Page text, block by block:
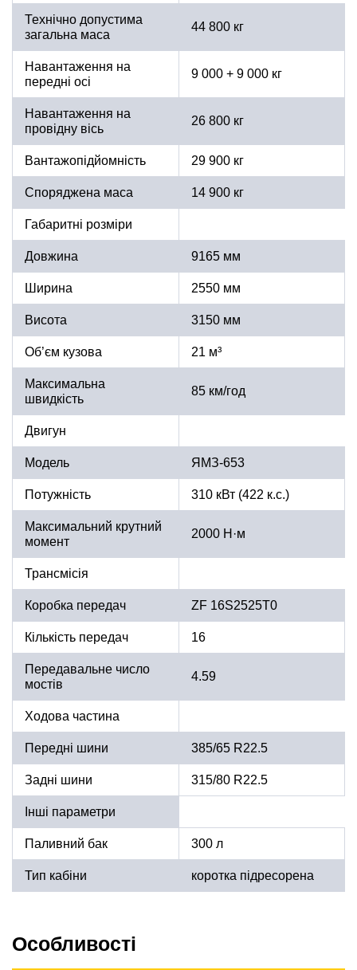
Технічно допустима
загальна маса
44 800 кг
Навантаження на
передні осі
9 000 + 9 000 кг
Навантаження на
провідну вісь
26 800 кг
Вантажопідйомність 29 900 кг
Споряджена маса 14 900 кг
Габаритні розміри
Довжина 9165 мм
Ширина 2550 мм
Висота 3150 мм
Об’єм кузова 21 м³
Максимальна
швидкість
85 км/год
Двигун
Модель ЯМЗ-653
Потужність 310 кВт (422 к.с.)
Максимальний крутний
момент
2000 Н·м
Трансмісія
Коробка передач ZF 16S2525T0
Кількість передач 16
Передавальне число
мостів
4.59
Ходова частина
Передні шини 385/65 R22.5
Задні шини 315/80 R22.5
Інші параметри
Паливний бак 300 л
Тип кабіни коротка підресорена
Особливості